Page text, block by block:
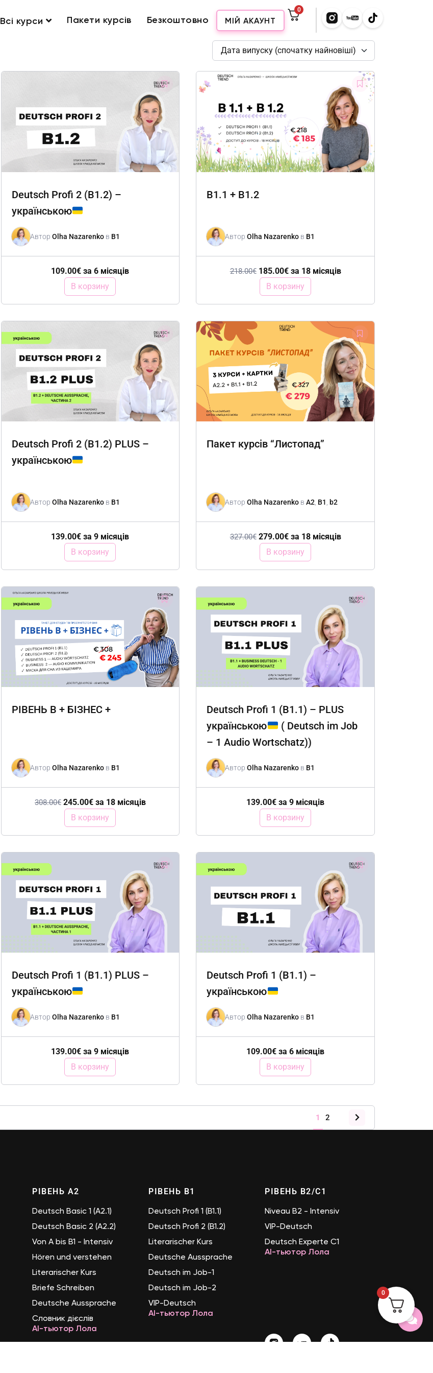
Всі курси Пакети курсів Безкоштовно МІЙ АКАУНТ
0
Дата випуску (спочатку найновіші)
Deutsch Profi 2 (B1.2) –
українською
Автор Olha Nazarenkoв B1
109.00€ за 6 місяців
В корзину
B1.1 + B1.2
АвторOlha Nazarenko в B1
218.00€ 185.00€ за 18 місяців
В корзину
Deutsch Profi 2 (B1.2) PLUS –
українською
Автор Olha Nazarenkoв B1
139.00€ за 9 місяців
В корзину
Пакет курсів “Листопад”
АвторOlha Nazarenko вA2 B1 b2
327.00€ 279.00€ за 18 місяців
В корзину
РІВЕНЬ B + БІЗНЕС +
Автор Olha Nazarenkoв B1
308.00€ 245.00€ за 18 місяців
В корзину
Deutsch Profi 1 (B1.1) – PLUS
українською
( Deutsch im Job
– 1 Audio Wortschatz))
АвторOlha Nazarenko в B1
139.00€ за 9 місяців
В корзину
Deutsch Profi 1 (B1.1) PLUS –
українською
Автор Olha Nazarenkoв B1
139.00€ за 9 місяців
В корзину
Deutsch Profi 1 (B1.1) –
українською
АвторOlha Nazarenko в B1
109.00€ за 6 місяців
В корзину
1 2
РІВЕНЬ А2
Deutsch Basic 1 (A2.1)
Deutsch Basic 2 (A2.2)
Von A bis B1 - Intensiv
Hören und verstehen
Literarischer Kurs
Briefe Schreiben
Deutsche Aussprache
Словник дієслів
AI-тьютор Лола
РІВЕНЬ B1
Deutsch Profi 1 (B1.1)
Deutsch Profi 2 (B1.2)
Literarischer Kurs
Deutsche Aussprache
Deutsch im Job-1
Deutsch im Job-2
VIP-Deutsch
AI-тьютор Лола
РІВЕНЬ B2/C1
Niveau B2 - Intensiv
VIP-Deutsch
Deutsch Experte C1
AI-тьютор Лола
0